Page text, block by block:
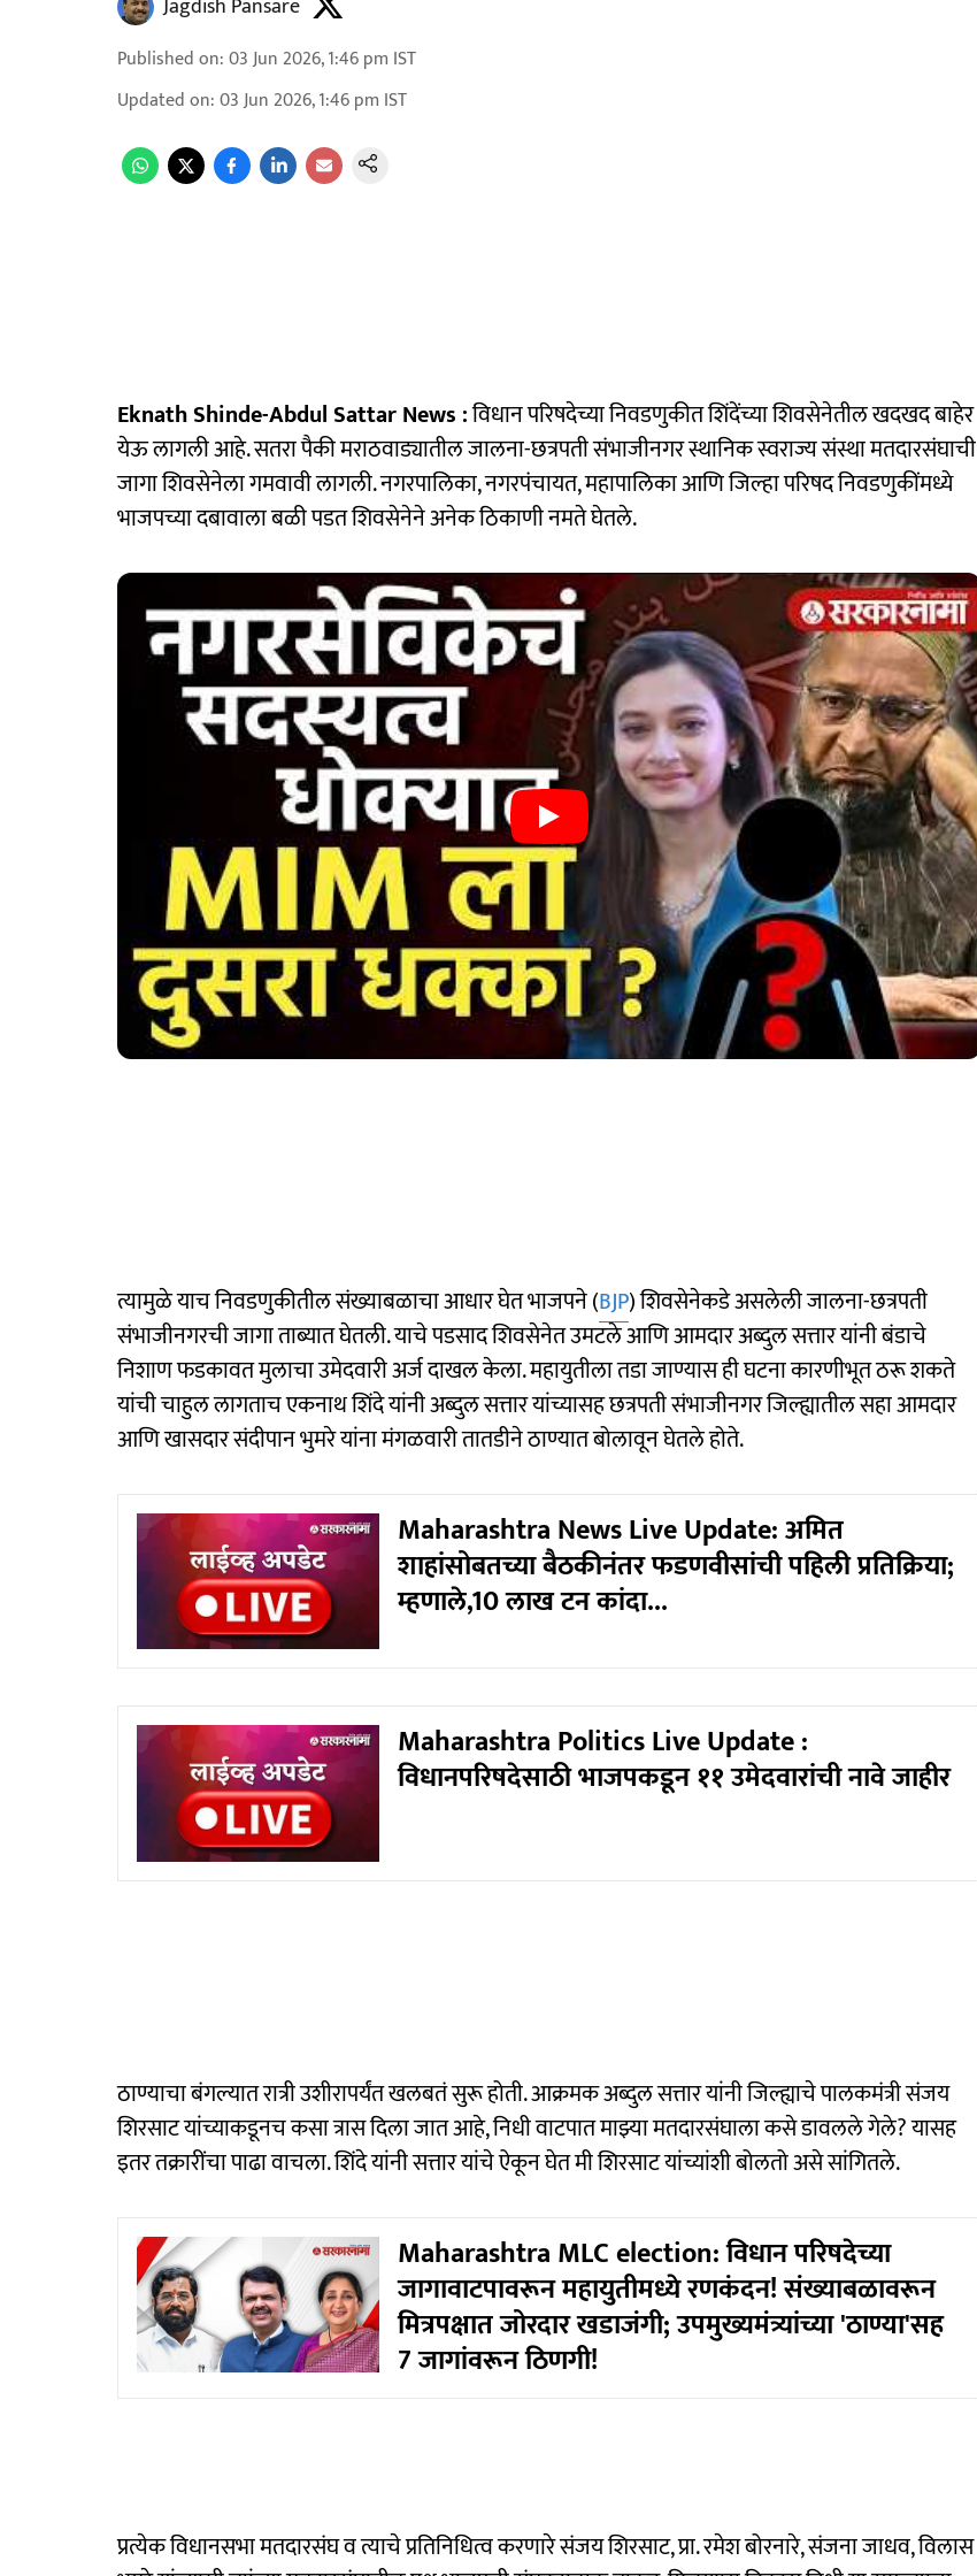
Jagdish Pansare
Published on:03 Jun 2026, 1:46 pm IST
Updated on:03 Jun 2026, 1:46 pm IST
Eknath Shinde-Abdul Sattar News :विधान परिषदेच्या निवडणुकीत शिंदेंच्या शिवसेनेतील खदखद बाहेर
येऊ लागली आहे. सतरा पैकी मराठवाड्यातील जालना-छत्रपती संभाजीनगर स्थानिक स्वराज्य संस्था मतदारसंघाची
जागा शिवसेनेला गमवावी लागली. नगरपालिका, नगरपंचायत, महापालिका आणि जिल्हा परिषद निवडणुकींमध्ये
भाजपच्या दबावाला बळी पडत शिवसेनेने अनेक ठिकाणी नमते घेतले.
त्यामुळे याच निवडणुकीतील संख्याबळाचा आधार घेत भाजपने (BJP) शिवसेनेकडे असलेली जालना-छत्रपती
संभाजीनगरची जागा ताब्यात घेतली. याचे पडसाद शिवसेनेत उमटले आणि आमदार अब्दुल सत्तार यांनी बंडाचे
निशाण फडकावत मुलाचा उमेदवारी अर्ज दाखल केला. महायुतीला तडा जाण्यास ही घटना कारणीभूत ठरू शकते
यांची चाहुल लागताच एकनाथ शिंदे यांनी अब्दुल सत्तार यांच्यासह छत्रपती संभाजीनगर जिल्ह्यातील सहा आमदार
आणि खासदार संदीपान भुमरे यांना मंगळवारी तातडीने ठाण्यात बोलावून घेतले होते.
Maharashtra News Live Update: अमित
शाहांसोबतच्या बैठकीनंतर फडणवीसांची पहिली प्रतिक्रिया;
म्हणाले,10 लाख टन कांदा...
Maharashtra Politics Live Update :
विधानपरिषदेसाठी भाजपकडून ११ उमेदवारांची नावे जाहीर
ठाण्याचा बंगल्यात रात्री उशीरापर्यंत खलबतं सुरू होती. आक्रमक अब्दुल सत्तार यांनी जिल्ह्याचे पालकमंत्री संजय
शिरसाट यांच्याकडूनच कसा त्रास दिला जात आहे, निधी वाटपात माझ्या मतदारसंघाला कसे डावलले गेले? यासह
इतर तक्रारींचा पाढा वाचला. शिंदे यांनी सत्तार यांचे ऐकून घेत मी शिरसाट यांच्यांशी बोलतो असे सांगितले.
Maharashtra MLC election: विधान परिषदेच्या
जागावाटपावरून महायुतीमध्ये रणकंदन! संख्याबळावरून
मित्रपक्षात जोरदार खडाजंगी; उपमुख्यमंत्र्यांच्या 'ठाण्या'सह
7 जागांवरून ठिणगी!
प्रत्येक विधानसभा मतदारसंघ व त्याचे प्रतिनिधित्व करणारे संजय शिरसाट, प्रा. रमेश बोरनारे, संजना जाधव, विलास